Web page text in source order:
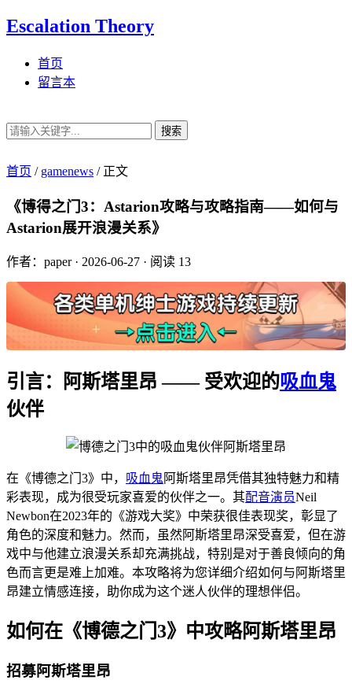
Escalation Theory
首页
留言本
搜索
首页 / gamenews /正文
《博得之门3：Astarion攻略与攻略指南——如何与
Astarion展开浪漫关系》
作者：paper· 2026-06-27 · 阅读 13
引言：阿斯塔里昂 —— 受欢迎的吸血鬼
伙伴
在《博德之门3》中， 吸血鬼阿斯塔里昂凭借其独特魅力和精
彩表现，成为很受玩家喜爱的伙伴之一。其配音演员Neil
Newbon在2023年的《游戏大奖》中荣获很佳表现奖，彰显了
角色的深度和魅力。然而，虽然阿斯塔里昂深受喜爱，但在游
戏中与他建立浪漫关系却充满挑战，特别是对于善良倾向的角
色而言更是难上加难。本攻略将为您详细介绍如何与阿斯塔里
昂建立情感连接，助你成为这个迷人伙伴的理想伴侣。
如何在《博德之门3》中攻略阿斯塔里昂
招募阿斯塔里昂